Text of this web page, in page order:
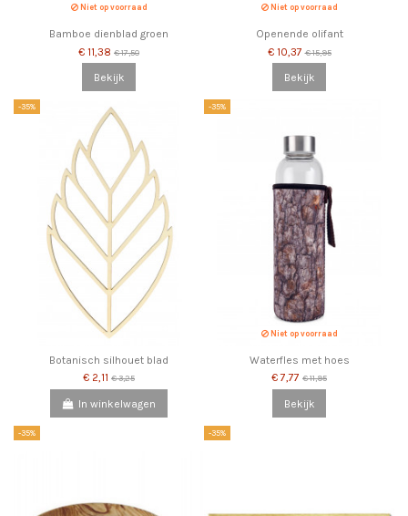
Niet op voorraad
Bamboe dienblad groen
€ 11,38 € 17,50
Bekijk
Niet op voorraad
Openende olifant
€ 10,37€ 15,95
Bekijk
-35%
Botanisch silhouet blad
€ 2,11 € 3,25
In winkelwagen
-35%
Niet op voorraad
Waterfles met hoes
€ 7,77 € 11,95
Bekijk
-35% -35%